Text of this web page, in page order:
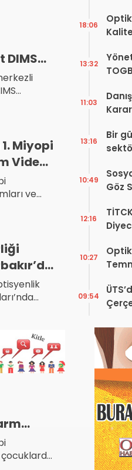
Miyopi
Video
ve
18:06
13:32
11:03
Bir
13:16
Göz
10:49
12:16
10:27
09:54